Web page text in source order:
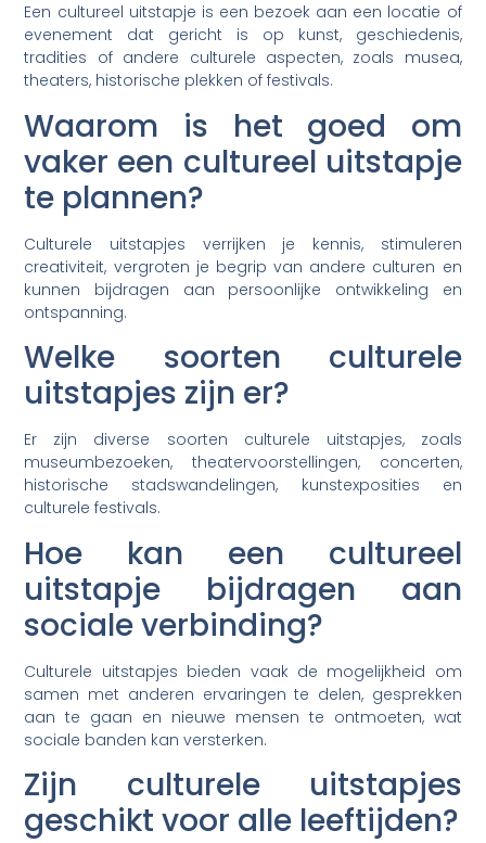
Een cultureel uitstapje is een bezoek aan een locatie of
evenement dat gericht is op kunst, geschiedenis,
tradities of andere culturele aspecten, zoals musea,
theaters, historische plekken of festivals.
Waarom is het goed om
vaker een cultureel uitstapje
te plannen?
Culturele uitstapjes verrijken je kennis, stimuleren
creativiteit, vergroten je begrip van andere culturen en
kunnen bijdragen aan persoonlijke ontwikkeling en
ontspanning.
Welke soorten culturele
uitstapjes zijn er?
Er zijn diverse soorten culturele uitstapjes, zoals
museumbezoeken, theatervoorstellingen, concerten,
historische stadswandelingen, kunstexposities en
culturele festivals.
Hoe kan een cultureel
uitstapje bijdragen aan
sociale verbinding?
Culturele uitstapjes bieden vaak de mogelijkheid om
samen met anderen ervaringen te delen, gesprekken
aan te gaan en nieuwe mensen te ontmoeten, wat
sociale banden kan versterken.
Zijn culturele uitstapjes
geschikt voor alle leeftijden?